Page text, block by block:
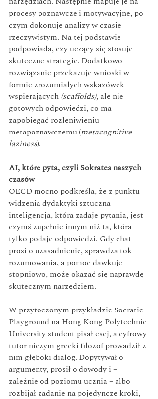
procesy poznawcze i motywacyjne, po
czym dokonuje analizy w czasie
rzeczywistym. Na tej podstawie
podpowiada, czy uczący się stosuje
skuteczne strategie. Dodatkowo
rozwiązanie przekazuje wnioski w
formie zrozumiałych wskazówek
wspierających (scaffolds), ale nie
gotowych odpowiedzi, co ma
zapobiegać rozleniwieniu
metapoznawczemu (metacognitive
laziness).
AI, które pyta, czyli Sokrates naszych
czasów
OECD mocno podkreśla, że z punktu
widzenia dydaktyki sztuczna
inteligencja, która zadaje pytania, jest
czymś zupełnie innym niż ta, która
tylko podaje odpowiedzi. Gdy chat
prosi o uzasadnienie, sprawdza tok
rozumowania, a pomoc dawkuje
stopniowo, może okazać się naprawdę
skutecznym narzędziem.
W przytoczonym przykładzie Socratic
Playground na Hong Kong Polytechnic
University student pisał esej, a cyfrowy
tutor niczym grecki filozof prowadził z
nim głęboki dialog. Dopytywał o
argumenty, prosił o dowody i –
zależnie od poziomu ucznia – albo
rozbijał zadanie na pojedyncze kroki,